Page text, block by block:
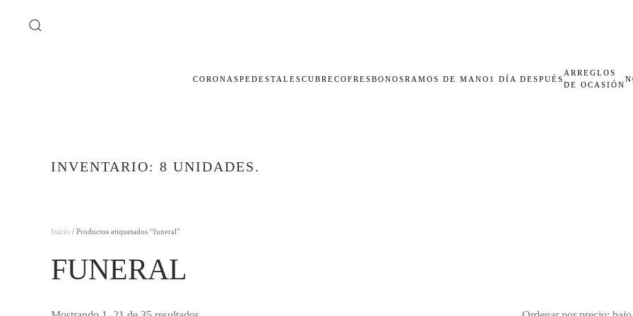
Ir al contenido principal
CORONASPEDESTALESCUBRECOFRESBONOSRAMOS DE MANO 1 DÍA DESPUÉS
ARREGLOS
DE OCASIÓN
INVENTARIO: 8 UNIDADES.
Inicio / Productos etiquetados “funeral”
FUNERAL